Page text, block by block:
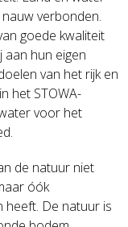
verbonden.
goede kwaliteit
hun eigen
van het rijk en
het STOWA-
voor het
de natuur niet
óók
heeft. De natuur is